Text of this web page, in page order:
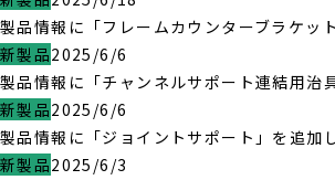
製品情報に「フレームカウンターブラケッ
新製品2025/6/6
製品情報に「チャンネルサポート連結用治
新製品2025/6/6
製品情報に「ジョイントサポート」を追加
新製品2025/6/3